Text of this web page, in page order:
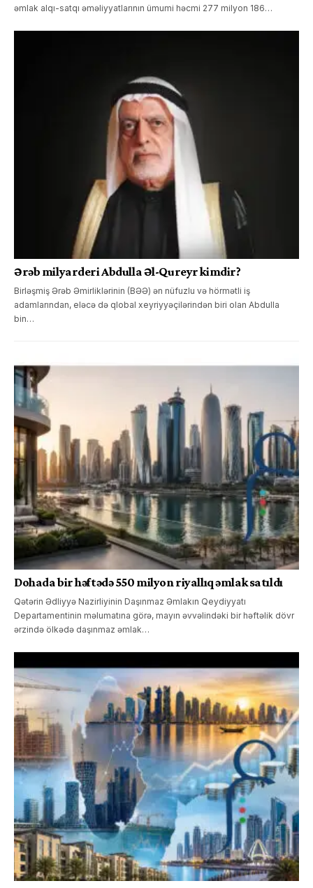
əmlak alqı-satqı əməliyyatlarının ümumi həcmi 277 milyon 186…
Ərəb milyarderi Abdulla Əl-Qureyr kimdir?
Birləşmiş Ərəb Əmirliklərinin (BƏƏ) ən nüfuzlu və hörmətli iş
adamlarından, eləcə də qlobal xeyriyyəçilərindən biri olan Abdulla
bin…
Dohada bir həftədə 550 milyon riyallıq əmlak satıldı
Qətərin Ədliyyə Nazirliyinin Daşınmaz Əmlakın Qeydiyyatı
Departamentinin məlumatına görə, mayın əvvəlindəki bir həftəlik dövr
ərzində ölkədə daşınmaz əmlak…